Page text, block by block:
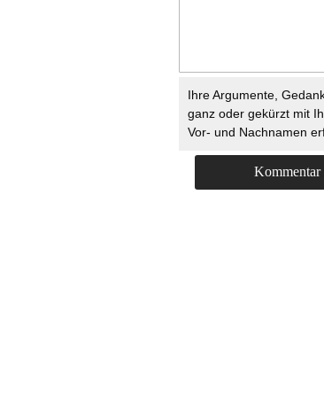
Ihre Argumente,
ganz oder gekürzt mit
Vor- und Nachnamen